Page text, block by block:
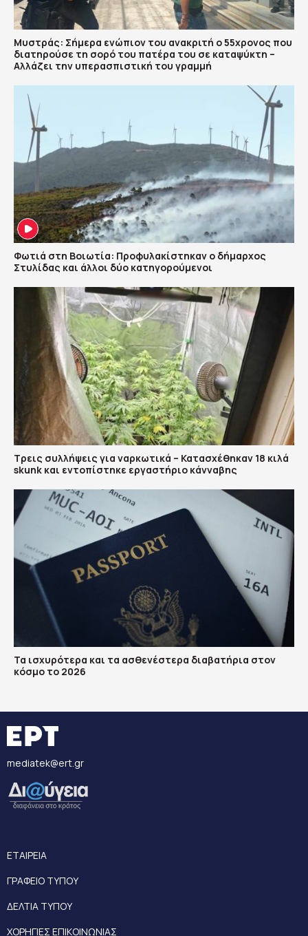
Μυστράς: Σήμερα ενώπιον του ανακριτή ο 55χρονος που
διατηρούσε τη σορό του πατέρα του σε καταψύκτη –
Αλλάζει την υπερασπιστική του γραμμή
Φωτιά στη Βοιωτία: Προφυλακίστηκαν ο δήμαρχος
Στυλίδας και άλλοι δύο κατηγορούμενοι
Τρεις συλλήψεις για ναρκωτικά – Κατασχέθηκαν 18 κιλά
skunk και εντοπίστηκε εργαστήριο κάνναβης
Τα ισχυρότερα και τα ασθενέστερα διαβατήρια στον
κόσμο το 2026
mediatek@ert.gr
ΕΤΑΙΡΕΙΑ
ΓΡΑΦΕΙΟ ΤΥΠΟΥ
ΔΕΛΤΙΑ ΤΥΠΟΥ
ΧΟΡΗΓΙΕΣ ΕΠΙΚΟΙΝΩΝΙΑΣ